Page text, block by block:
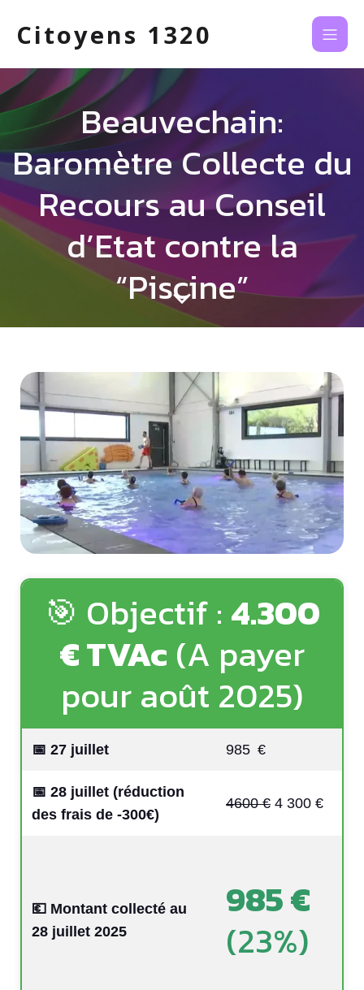
Citoyens 1320
Beauvechain:
Baromètre Collecte du
Recours au Conseil
d’Etat contre la
“Piscine”
🎯 Objectif : 4.300
€ TVAc (A payer
pour août 2025)
📅 27 juillet 985 €
📅 28 juillet (réduction
des frais de -300€)
4600 € 4 300 €
💶 Montant collecté au
28 juillet 2025
985 €
(23%)